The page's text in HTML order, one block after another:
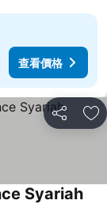
查看價格
分享 加
Syariah